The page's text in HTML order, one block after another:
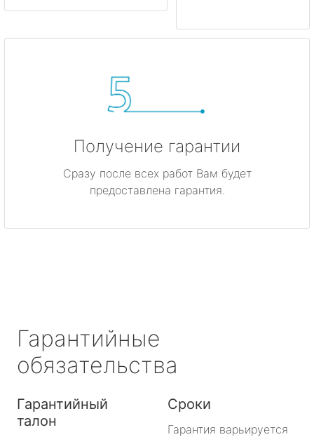
Получение гарантии
Сразу после всех работ Вам будет
предоставлена гарантия.
Гарантийные
обязательства
Гарантийный
талон
Сроки
Гарантия варьируется